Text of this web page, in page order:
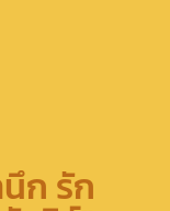
ก รัก